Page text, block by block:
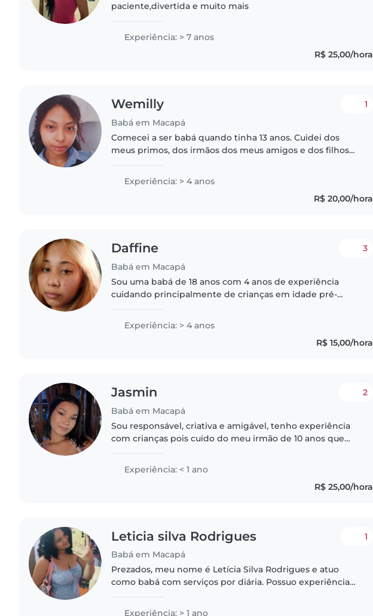
paciente,divertida e muito mais
Experiência: > 7 anos
R$ 25,00/hora
Wemilly
Babá em Macapá
1
Comecei a ser babá quando tinha 13 anos. Cuidei dos
meus primos, dos irmãos dos meus amigos e dos filhos
para ingressar na faculdade...
Experiência: > 4 anos
R$ 20,00/hora
Daffine
Babá em Macapá
3
Sou uma babá de 18 anos com 4 anos de experiência
cuidando principalmente de crianças em idade pré-
responsável. Possuo conhecimentos em..
Experiência: > 4 anos
R$ 15,00/hora
Jasmin
Babá em Macapá
2
Sou responsável, criativa e amigável, tenho experiência
com crianças pois cuido do meu irmão de 10 anos que
Experiência: < 1 ano
R$ 25,00/hora
Leticia silva Rodrigues
Babá em Macapá
1
Prezados, meu nome é Letícia Silva Rodrigues e atuo
como babá com serviços por diária. Possuo experiência
responsável pela..
Experiência: > 1 ano